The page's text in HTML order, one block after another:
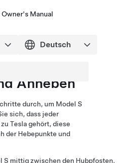
Owner's Manual
Anheben
durch, um Model S
sich, dass jeder
Tesla gehört, diese
der Hebepunkte und
S mittig zwischen den Hubpfosten.